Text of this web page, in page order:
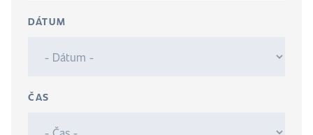
DÁTUM
ČAS